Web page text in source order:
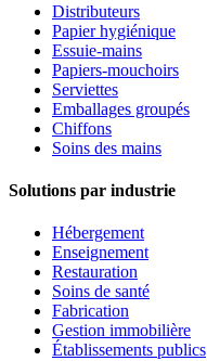
Distributeurs
Papier hygiénique
Essuie-mains
Papiers-mouchoirs
Serviettes
Emballages groupés
Chiffons
Soins des mains
Solutions par industrie
Hébergement
Enseignement
Restauration
Soins de santé
Fabrication
Gestion immobilière
Établissements publics